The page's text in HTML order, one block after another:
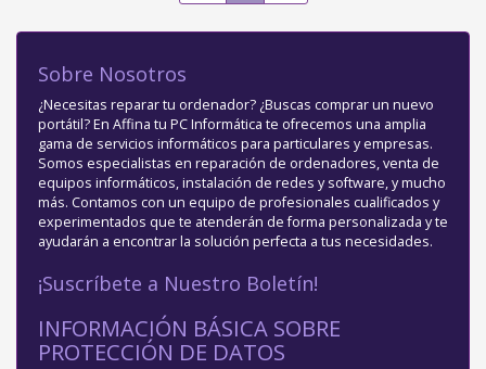
Sobre Nosotros
¿Necesitas reparar tu ordenador? ¿Buscas comprar un nuevo
portátil? En Affina tu PC Informática te ofrecemos una amplia
gama de servicios informáticos para particulares y empresas.
Somos especialistas en reparación de ordenadores, venta de
equipos informáticos, instalación de redes y software, y mucho
más. Contamos con un equipo de profesionales cualificados y
experimentados que te atenderán de forma personalizada y te
ayudarán a encontrar la solución perfecta a tus necesidades.
¡Suscríbete a Nuestro Boletín!
INFORMACIÓN BÁSICA SOBRE
PROTECCIÓN DE DATOS